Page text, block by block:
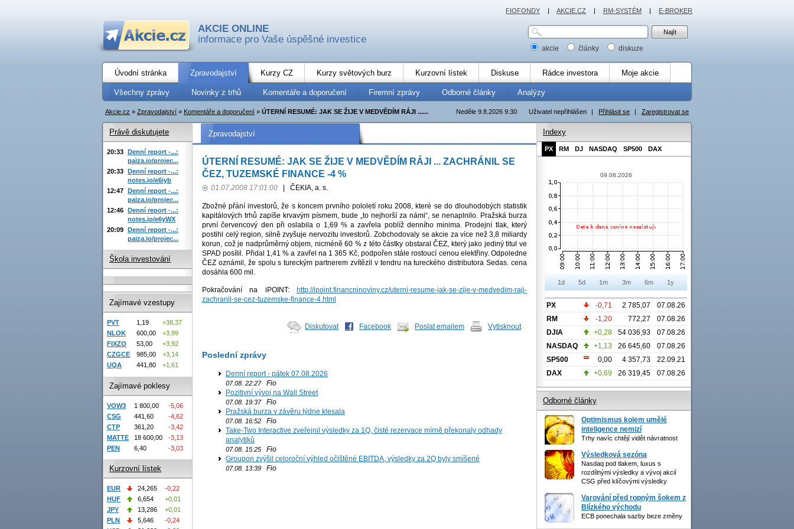
AKCIE ONLINE
informace pro Vaše úspěšné investice
akcie články diskuze
Úvodní stránka Zpravodajství Kurzy CZ Kurzy světových burz Kurzovní lístek Diskuse Rádce investora Moje akcie
Všechny zprávy Novinky z trhů Komentáře a doporučení Firemní zprávy Odborné články Analýzy
Uživatel nepřihlášen | Přihlásit se | Zaregistrovat se
Neděle 9.8.2026 9:30
Akcie.cz » Zpravodajství » Komentáře a doporučení » ÚTERNÍ RESUMÉ: JAK SE ŽIJE V MEDVĚDÍM RÁJI ......
Zpravodajství
ÚTERNÍ RESUMÉ: JAK SE ŽIJE V MEDVĚDÍM RÁJI ... ZACHRÁNIL SE
ČEZ, TUZEMSKÉ FINANCE -4 %
01.07.2008 17:01:00 ČEKIA, a. s.
Zbožné přání investorů, že s koncem prvního pololetí roku 2008, které se do dlouhodobých statistik
kapitálových trhů zapíše krvavým písmem, bude „to nejhorší za námi“, se nenaplnilo. Pražská burza
první červencový den při oslabila o 1,69 % a zavřela poblíž denního minima. Prodejní tlak, který
postihl celý region, silně zvyšuje nervozitu investorů. Zobchodovaly se akcie za více než 3,8 miliardy
korun, což je nadprůměrný objem, nicméně 60 % z této částky obstaral ČEZ, který jako jediný titul ve
SPAD posílil. Přidal 1,41 % a zavřel na 1 365 Kč, podpořen stále rostoucí cenou elektřiny. Odpoledne
ČEZ oznámil, že spolu s tureckým partnerem zvítězil v tendru na tureckého distributora Sedas. cena
dosáhla 600 mil.
Pokračování na iPOINT:
http://ipoint.financninoviny.cz/uterni-resume-jak-se-zije-v-medvedim-raji-
zachranil-se-cez-tuzemske-finance-4.html
Diskutovat Facebook Poslat emailem Vytisknout
Poslední zprávy
Denní report - pátek 07.08.2026
07.08. 22:27Fio
Pozitivní vývoj na Wall Street
07.08. 19:37Fio
Pražská burza v závěru týdne klesala
07.08. 16:52 Fio
Take-Two Interactive zveřejnil výsledky za 1Q, čisté rezervace mírně překonaly odhady
analytiků
07.08. 15:25 Fio
Groupon zvýšil celoroční výhled očištěné EBITDA, výsledky za 2Q byly smíšené
07.08. 13:39 Fio
Právě diskutujete
20:33 Denní report -...:
paiza.io/projec...
20:33 Denní report -...:
notes.io/e6iyb
12:47 Denní report -...:
paiza.io/projec...
12:46 Denní report -...:
notes.io/e6yWX
20:09 Denní report -...:
paiza.io/projec...
Škola investování
Zajímavé vzestupy
PVT 1,19
+38,37
NLOK
600,00
+3,99
FIXZO
53,00
+3,92
CZGCE
985,00
+3,14
UQA
441,80 +1,61
Zajímavé poklesy
VOW3 1 800,00
-5,06
CSG
441,60
-4,62
CTP
361,20
-3,42
MATTE
18 600,00
-3,13
PEN
6,40 -3,03
Kurzovní lístek
EUR 24,265
-0,22
HUF
6,654
+0,01
JPY
13,286
+0,01
PLN
5,646
-0,24
Indexy
PX RM DJ NASDAQ SP500 DAX
09.08.2026
1d 5d 1m 3m 6m 1y
PX -0,71 2 785,07
07.08.26
RM
-1,20 772,27
07.08.26
DJIA
+0,28 54 036,93
07.08.26
NASDAQ
+1,13 26 645,60
07.08.26
SP500
0,00 4 357,73
22.09.21
DAX
+0,69 26 319,45 07.08.26
Odborné články
Optimismus kolem umělé
inteligence nemizí
Trhy navíc chtějí vidět návratnost
Výsledková sezóna
Nasdaq pod tlakem, luxus s
rozdílnými výsledky a vývoj akcií
CSG před klíčovými výsledky
Varování před ropným šokem z
Blízkého východu
ECB ponechala sazby beze změny
FIOFONDY | AKCIE.CZ | RM-SYSTÉM | E-BROKER